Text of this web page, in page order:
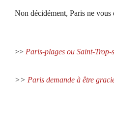
Non décidément, Paris ne
>> Paris-plages ou Saint-Trop-
>> Paris demande à être